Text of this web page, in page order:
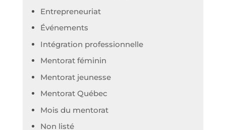
Entrepreneuriat
Événements
Intégration professionnelle
Mentorat féminin
Mentorat jeunesse
Mentorat Québec
Mois du mentorat
Non listé